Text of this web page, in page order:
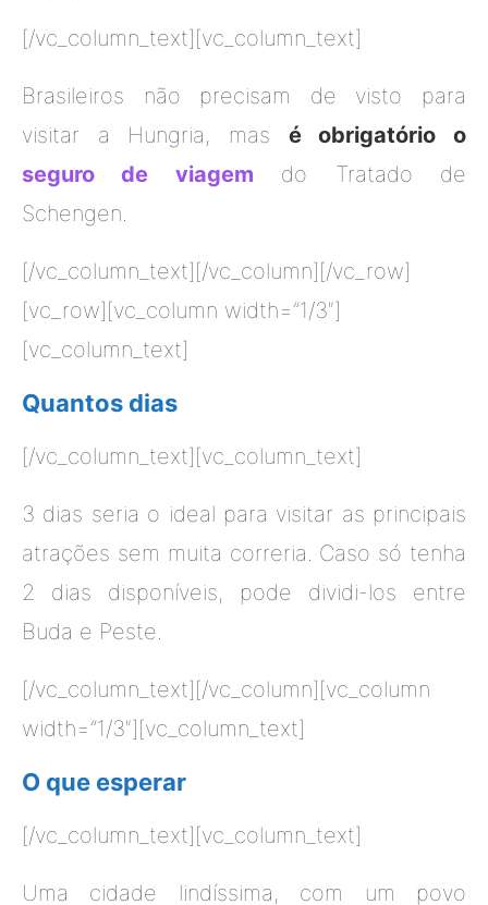
[/vc_column_text][vc_column_text]
Brasileiros não precisam de visto para
visitar a Hungria, mas é obrigatório o
seguro de viagem do Tratado de
Schengen.
[/vc_column_text][/vc_column][/vc_row]
[vc_row][vc_column width=”1/3″]
[vc_column_text]
Quantos dias
[/vc_column_text][vc_column_text]
3 dias seria o ideal para visitar as principais
atrações sem muita correria. Caso só tenha
2 dias disponíveis, pode dividi-los entre
Buda e Peste.
[/vc_column_text][/vc_column][vc_column
width=”1/3″][vc_column_text]
O que esperar
[/vc_column_text][vc_column_text]
Uma cidade lindíssima, com um povo